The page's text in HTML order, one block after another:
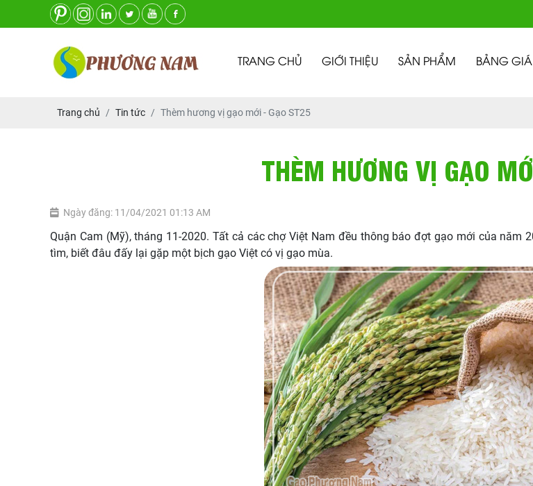
TRANG CHỦ GIỚI THIỆU SẢN PHẨM BẢNG GIÁ
Trang chủ Tin tức Thèm hương vị gạo mới - Gạo ST25
THÈM HƯƠNG VỊ GẠO
Ngày đăng: 11/04/2021 01:13 AM
Quận Cam (Mỹ), tháng 11-2020. Tất cả các chợ Việt Nam đều thông báo đợt gạo mới của
tìm, biết đâu đấy lại gặp một bịch gạo Việt có vị gạo mùa.